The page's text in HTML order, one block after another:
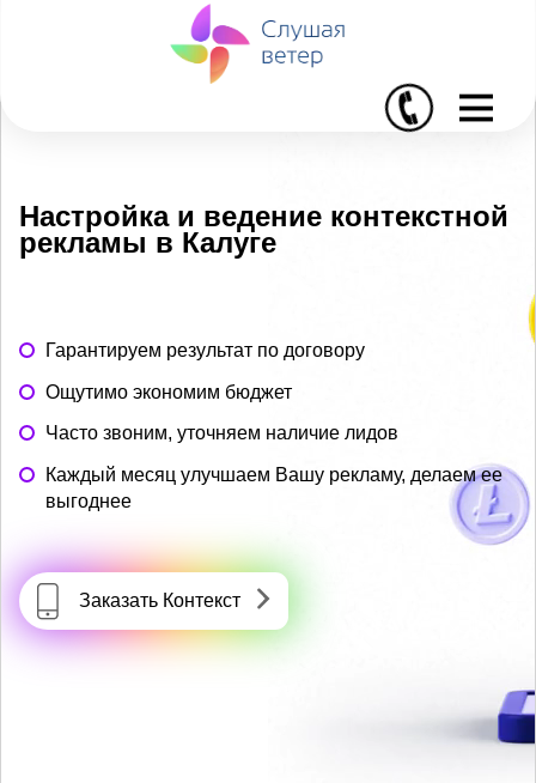
I
Настройка и ведение контекстной
рекламы в Калуге
Гарантируем результат по договору
Ощутимо экономим бюджет
Часто звоним, уточняем наличие лидов
Каждый месяц улучшаем Вашу рекламу, делаем ее
выгоднее
Заказать Контекст